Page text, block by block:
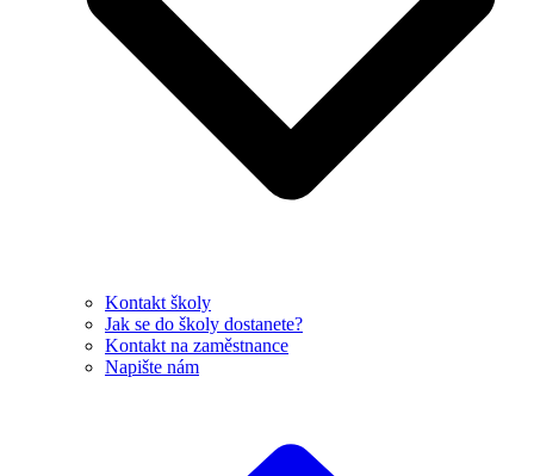
Kontakt školy
Jak se do školy dostanete?
Kontakt na zaměstnance
Napište nám